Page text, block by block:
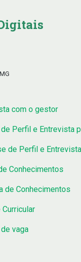
com o gestor
Perfil e Entrevista
de Perfil e
Conhecimentos
de Conhecimentos
vaga